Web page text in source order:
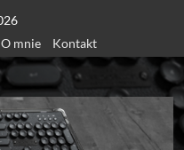
O mnie Kontakt